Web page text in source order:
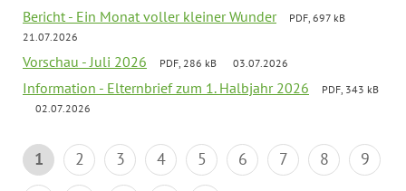
Bericht - Ein Monat voller kleiner Wunder
PDF, 697 kB
21.07.2026
Vorschau - Juli 2026 PDF, 286 kB 03.07.2026
Information - Elternbrief zum 1. Halbjahr 2026
PDF, 343 kB
02.07.2026
1 2 3 4 5 6 7 8
9